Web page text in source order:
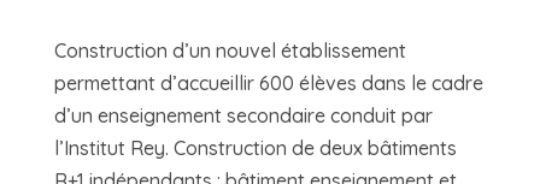
Construction d’un nouvel établissement
permettant d’accueillir 600 élèves dans le cadre
d’un enseignement secondaire conduit par
l’Institut Rey. Construction de deux bâtiments